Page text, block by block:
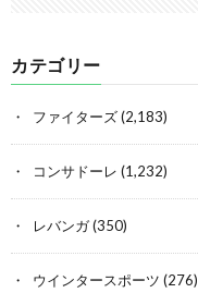
カテゴリー
ファイターズ(2,183)
コンサドーレ (1,232)
レバンガ(350)
ウインタースポーツ (276)